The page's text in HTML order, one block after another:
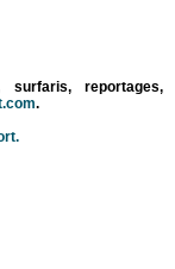
reportages,
.